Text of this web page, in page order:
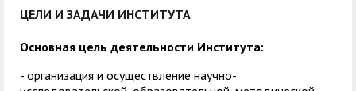
отпуска обучающимся
ЦЕЛИ И ЗАДАЧИ ИНСТИТУТА
Основная цель деятельности Института:
- организация и осуществление научно-